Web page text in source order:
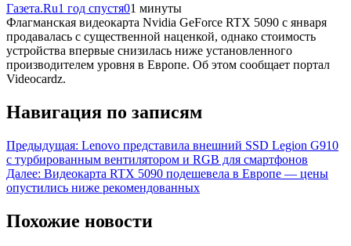
Газета.Ru1 год спустя01 минуты
Флагманская видеокарта Nvidia GeForce RTX 5090 с января
продавалась с существенной наценкой, однако стоимость
устройства впервые снизилась ниже установленного
производителем уровня в Европе. Об этом сообщает портал
Videocardz.
Навигация по записям
Предыдущая: Lenovo представила внешний SSD Legion G910
с турбированным вентилятором и RGB для смартфонов
Далее: Видеокарта RTX 5090 подешевела в Европе — цены
опустились ниже рекомендованных
Похожие новости